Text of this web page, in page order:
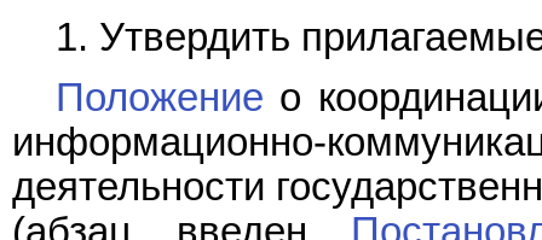
1. Утвердить
Положение о
информационно-
деятельности